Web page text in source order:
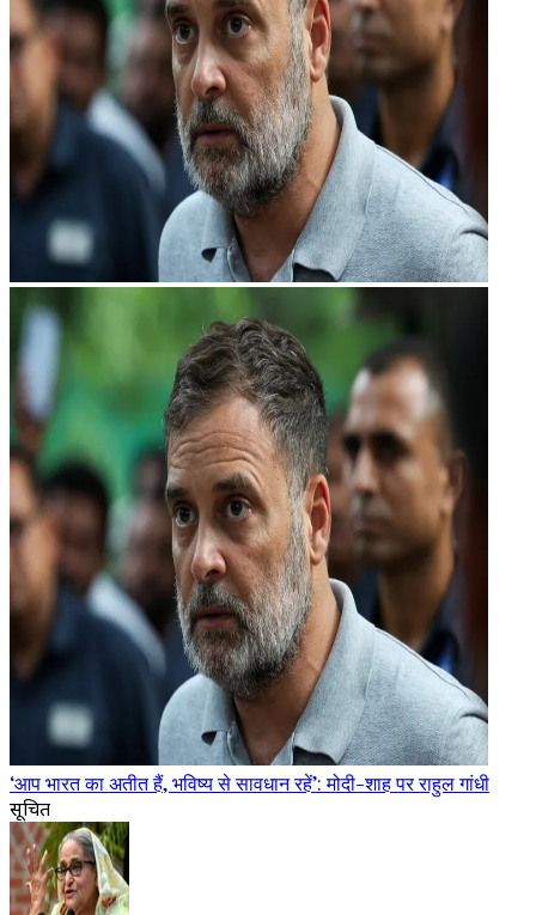
‘आप भारत का अतीत हैं, भविष्य से सावधान रहें’: मोदी-शाह पर राहुल गांधी
सूचित